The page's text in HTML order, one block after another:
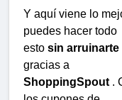
Y aquí viene lo
puedes hacer todo
esto sin arruinarte
gracias a
ShoppingSpout .